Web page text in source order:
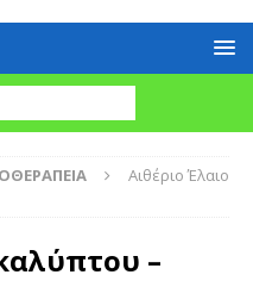
Αιθέριο Έλαιο
–